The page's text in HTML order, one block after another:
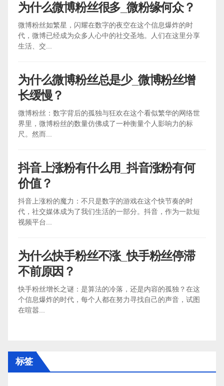
为什么微博粉丝很多_微粉缘何众？
微博粉丝如繁星，闪耀在数字的夜空在这个信息爆炸的时
代，微博已经成为众多人心中的社交圣地。人们在这里分享
生活、交...
为什么微博粉丝总是少_微博粉丝增
长缓慢？
微博粉丝：数字背后的孤独与狂欢在这个看似繁华的网络世
界里，微博粉丝的数量仿佛成了一种衡量个人影响力的标
尺。然而...
抖音上涨粉有什么用_抖音涨粉有何
价值？
抖音上涨粉的魔力：不只是数字的游戏在这个快节奏的时
代，社交媒体成为了我们生活的一部分。抖音，作为一款短
视频平台...
为什么快手粉丝不涨_快手粉丝停滞
不前原因？
快手粉丝增长之谜：是算法的冷落，还是内容的孤独？在这
个信息爆炸的时代，每个人都在努力寻找自己的声音，试图
在喧嚣...
标签